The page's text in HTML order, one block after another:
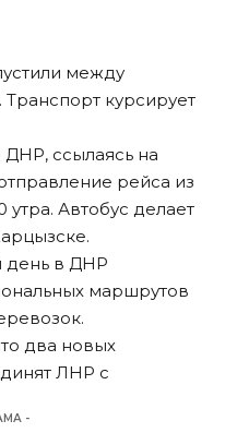
между
курсирует
ДНР, ссылаясь на
рейса из
Автобус делает
день в ДНР
маршрутов
два новых
ЛНР с
-